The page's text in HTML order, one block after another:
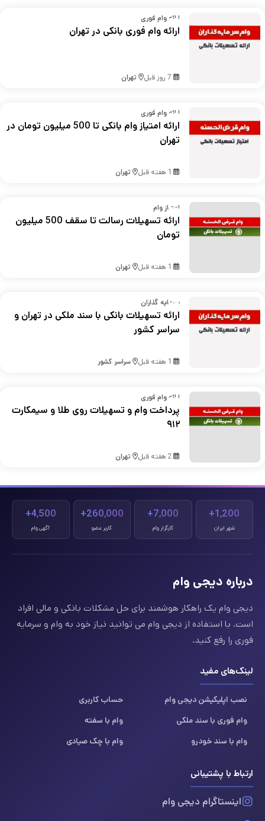
ارائه وام فوری
ارائه وام فوری بانکی در تهران
7 روز قبل تهران
ارائه وام فوری
ارائه امتیاز وام بانکی تا 500 میلیون تومان در
تهران
1 هفته قبل تهران
امتیاز وام
ارائه تسهیلات رسالت تا سقف 500 میلیون
تومان
1 هفته قبل تهران
سرمایه گذاران
ارائه تسهیلات بانکی با سند ملکی در تهران و
سراسر کشور
1 هفته قبل سراسر کشور
ارائه وام فوری
پرداخت وام و تسهیلات روی طلا و سیمکارت
۹۱۲
2 هفته قبل تهران
1,200+
شهر ایران
7,000+
کارگزار وام
260,000+
کاربر عضو
4,500+
آگهی وام
درباره دیجی وام
دیجی وام یک راهکار هوشمند برای حل مشکلات بانکی و مالی افراد
است. با استفاده از دیجی وام می توانید نیاز خود به وام و سرمایه
فوری را رفع کنید.
لینک‌های مفید
نصب اپلیکیشن دیجی وام
حساب کاربری
وام فوری با سند ملکی
وام با سفته
وام با سند خودرو
وام با چک صیادی
ارتباط با پشتیبانی
اینستاگرام دیجی وام